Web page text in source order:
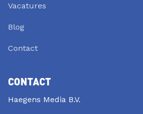
Vacatures
Blog
Contact
CONTACT
Haegens Media B.V.